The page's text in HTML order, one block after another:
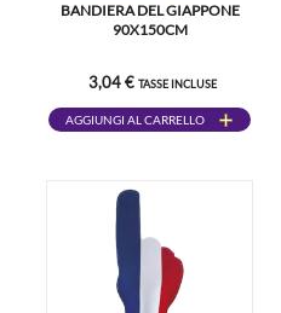
BANDIERA DEL GIAPPONE
90X150CM
3,04 € TASSE INCLUSE
AGGIUNGI AL CARRELLO